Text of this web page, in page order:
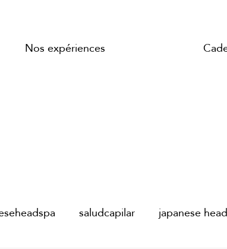
Nos expériences
saludcapilar japanese